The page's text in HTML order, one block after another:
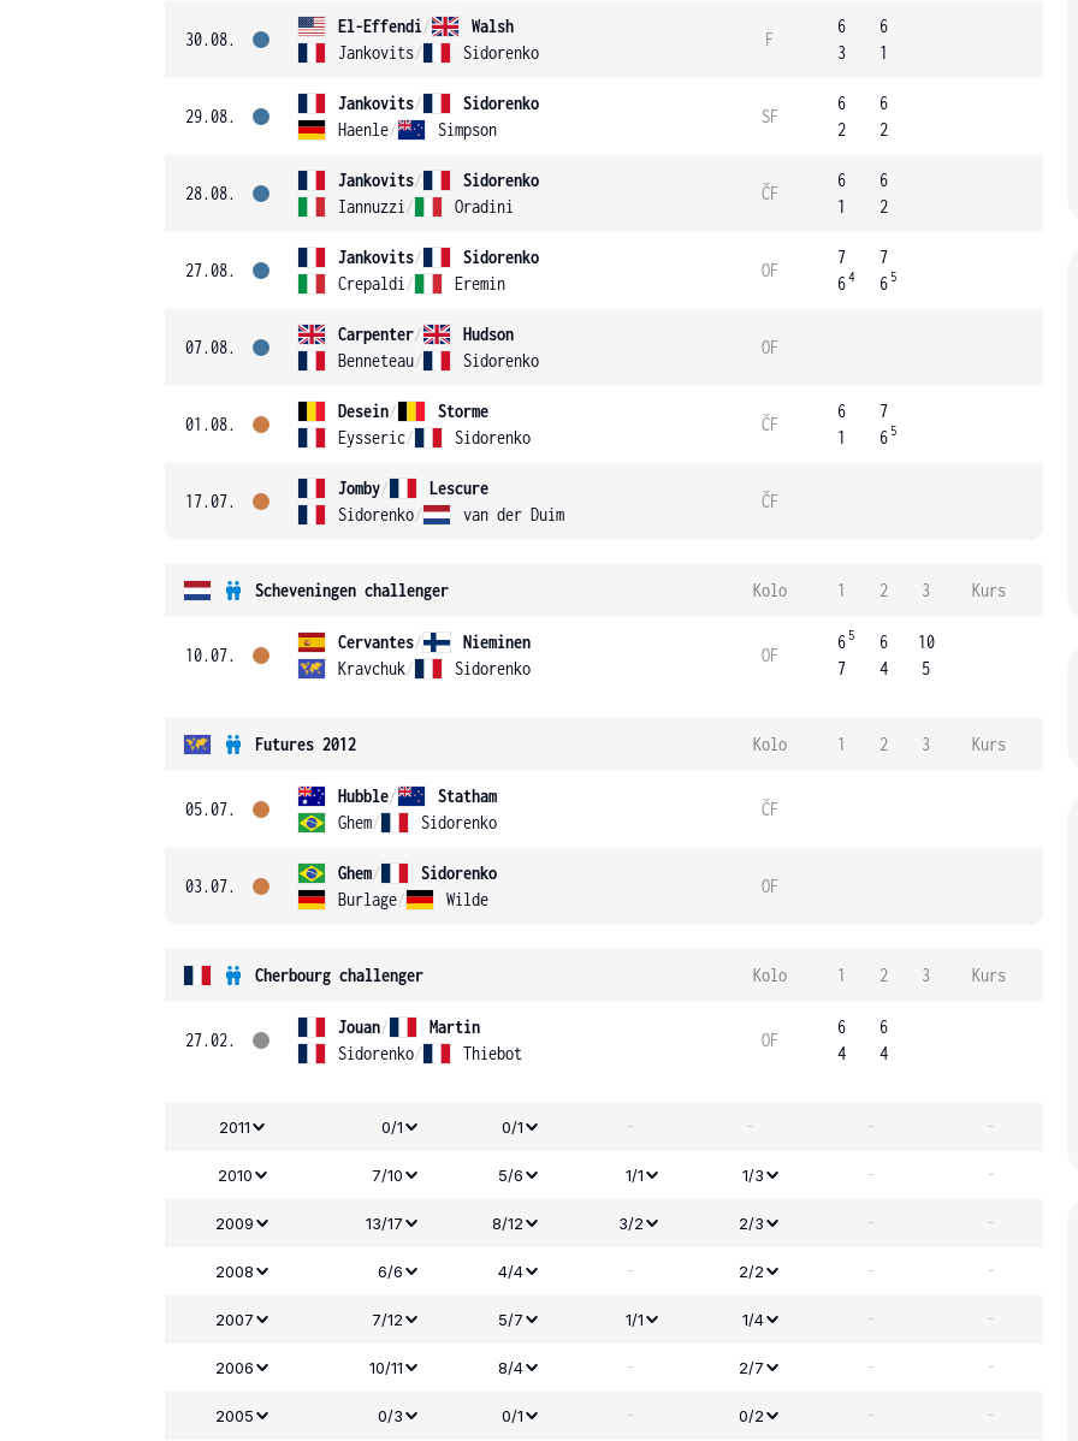
30.08.
El-Effendi/
Walsh
Jankovits/ Sidorenko
F
6
3
6
1
29.08.
Jankovits/
Sidorenko
Haenle/ Simpson
SF
6
2
6
2
28.08.
Jankovits/
Sidorenko
Iannuzzi / Oradini
ČF
6
1
6
2
27.08.
Jankovits/
Sidorenko
Crepaldi / Eremin
OF
7
64
7
6 5
07.08.
Carpenter/
Hudson
Benneteau/ Sidorenko
OF
01.08.
Desein/
Storme
Eysseric/ Sidorenko
ČF
6
1
7
6 5
17.07.
Jomby/
Lescure
Sidorenko/ van der Duim
ČF
Scheveningen challenger Kolo 1 2 3 Kurs
10.07.
Cervantes/
Nieminen
Kravchuk/ Sidorenko
OF
6 5
7
6
4
10
5
Futures 2012 Kolo 1 2 3 Kurs
05.07.
Hubble/
Statham
Ghem/ Sidorenko
ČF
03.07.
Ghem/
Sidorenko
Burlage/ Wilde
OF
Cherbourg challenger Kolo 1 2 3 Kurs
27.02.
Jouan/
Martin
Sidorenko/ Thiebot
OF
6
4
6
4
2011 0/1 0/1 - - - -
2010 7/10 5/6 1/1 1/3 - -
2009 13/17 8/12 3/2 2/3 - -
2008 6/6 4/4 - 2/2 - -
2007 7/12 5/7 1/1 1/4 - -
2006 10/11 8/4 - 2/7 - -
2005 0/3 0/1 - 0/2 - -